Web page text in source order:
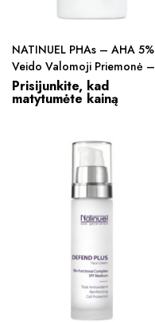
NATINUEL PHAs – AHA 5%
Veido Valomoji Priemonė –
Prausiklis
Prisijunkite, kad
matytumėte kainą